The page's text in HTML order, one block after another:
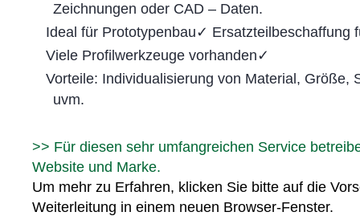
Zeichnungen oder CAD – Daten.
Ideal für Prototypenbau✓ Ersatzteilbeschaffung
Viele Profilwerkzeuge vorhanden✓
Vorteile: Individualisierung von Material, Größe,
uvm.
>> Für diesen sehr umfangreichen Service
Website und Marke.
Um mehr zu Erfahren, klicken Sie bitte auf die
Weiterleitung in einem neuen Browser-Fenster.